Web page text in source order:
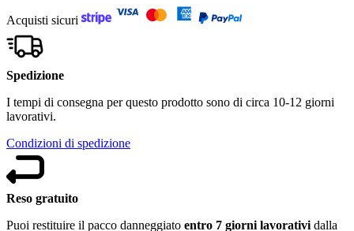
Acquisti sicuri
Spedizione
I tempi di consegna per questo prodotto sono di circa 10-12 giorni
lavorativi.
Condizioni di spedizione
Reso gratuito
Puoi restituire il pacco danneggiato entro 7 giorni lavorativi dalla